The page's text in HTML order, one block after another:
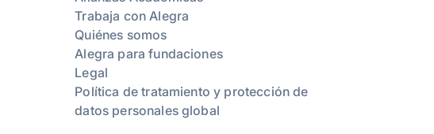
Trabaja con Alegra
Quiénes somos
Alegra para fundaciones
Legal
Política de tratamiento y protección de
datos personales global